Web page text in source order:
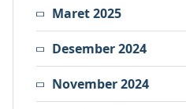
Maret 2025
Desember 2024
November 2024